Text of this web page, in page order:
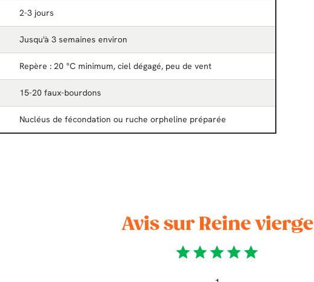
2-3 jours
Jusqu'à 3 semaines environ
Repère : 20 °C minimum, ciel dégagé, peu de vent
15-20 faux-bourdons
Nucléus de fécondation ou ruche orpheline préparée
Avis sur Reine vierge
starstarstarstarstar